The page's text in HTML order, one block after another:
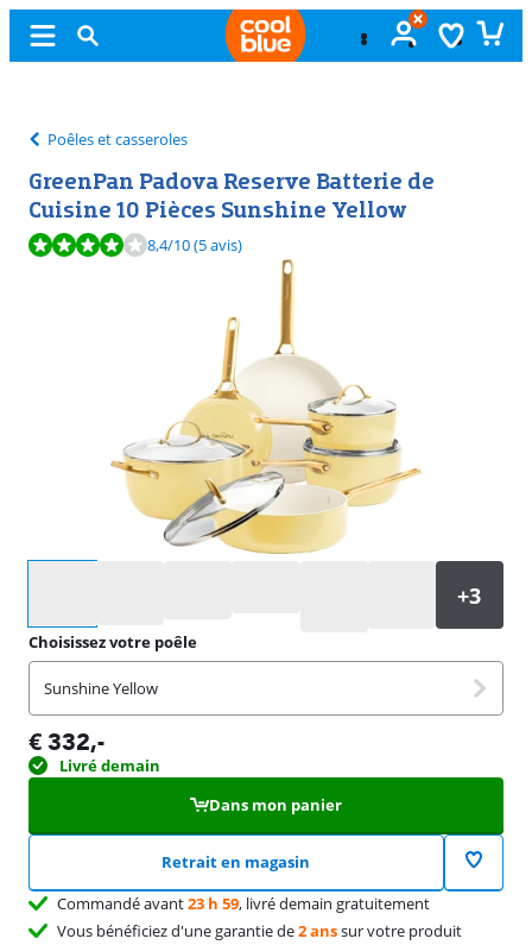
Poêles et casseroles
GreenPan Padova Reserve Batterie de
Cuisine 10 Pièces Sunshine Yellow
La note est de 8,4 sur 10, basée sur 5 avis.
8,4/10(5 avis)
Choisissez votre poêle
Sunshine Yellow
€ 332,-
Livré demain
Dans mon panier
Retrait en magasin
Commandé avant23 h 59, livré demain gratuitement
Vous bénéficiez d'une garantie de2 anssur votre produit